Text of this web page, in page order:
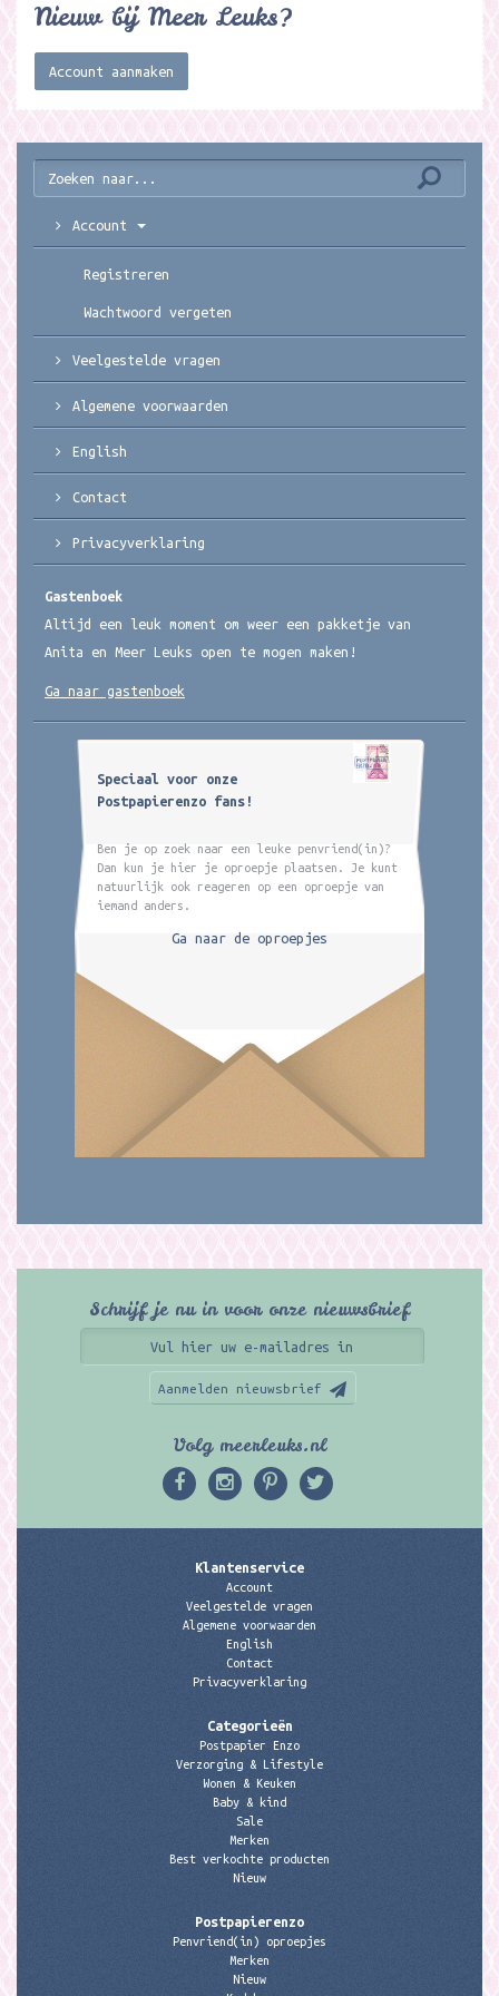
Nieuw bij Meer Leuks?
Account aanmaken
Account
Registreren
Wachtwoord vergeten
Veelgestelde vragen
Algemene voorwaarden
English
Contact
Privacyverklaring
Gastenboek
Altijd een leuk moment om weer een pakketje van
Anita en Meer Leuks open te mogen maken!
Ga naar gastenboek
Speciaal voor onze
Postpapierenzo fans!
Ben je op zoek naar een leuke penvriend(in)?
Dan kun je hier je oproepje plaatsen. Je kunt
natuurlijk ook reageren op een oproepje van
iemand anders.
Ga naar de oproepjes
Schrijf je nu in voor onze nieuwsbrief
Aanmelden nieuwsbrief
Volg meerleuks.nl
Klantenservice
Account
Veelgestelde vragen
Algemene voorwaarden
English
Contact
Privacyverklaring
Categorieën
Postpapier Enzo
Verzorging & Lifestyle
Wonen & Keuken
Baby & kind
Sale
Merken
Best verkochte producten
Nieuw
Postpapierenzo
Penvriend(in) oproepjes
Merken
Nieuw